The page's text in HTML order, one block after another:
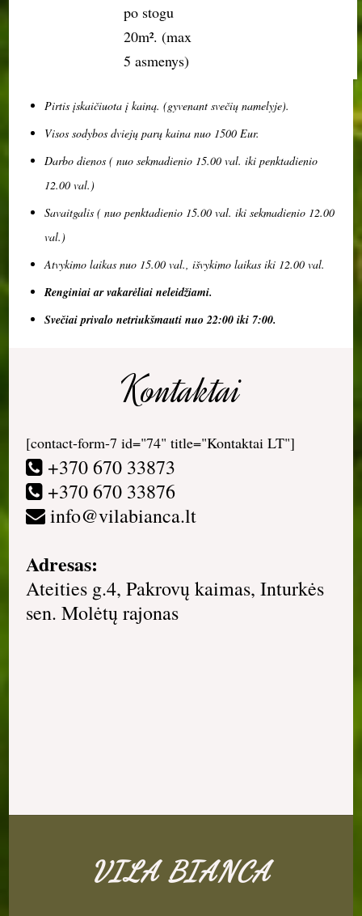
po stogu
20m². (max
5 asmenys)
Pirtis įskaičiuota į kainą. (gyvenant svečių namelyje).
Visos sodybos dviejų parų kaina nuo 1500 Eur.
Darbo dienos ( nuo sekmadienio 15.00 val. iki penktadienio
12.00 val.)
Savaitgalis ( nuo penktadienio 15.00 val. iki sekmadienio 12.00
val.)
Atvykimo laikas nuo 15.00 val., išvykimo laikas iki 12.00 val.
Renginiai ar vakarėliai neleidžiami.
Svečiai privalo netriukšmauti nuo 22:00 iki 7:00.
Kontaktai
[contact-form-7 id="74" title="Kontaktai LT"]
+370 670 33873
+370 670 33876
info@vilabianca.lt
Adresas:
Ateities g.4, Pakrovų kaimas, Inturkės
sen. Molėtų rajonas
VILA BIANCA